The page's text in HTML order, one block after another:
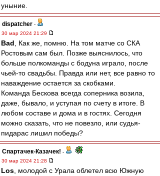
уныние.
dispatcher -
30 мар 2024 21:29
Bad , Как же, помню. На том матче со СКА
Ростовым сам был. Позже выяснилось, что
больше полкоманды с бодуна играло, после
чьей-то свадьбы. Правда или нет, все равно то
наваждение остается за скобками.
Команда Бескова всегда соперника возила,
даже, бывало, и уступая по счету в итоге. В
любом составе и дома и в гостях. Сегодня
можно сказать, что не повезло, или судья-
пидарас лишил победы?
Спартачек-Казачек! -
30 мар 2024 21:28
Los , молодой с Урала облетел всю Южную